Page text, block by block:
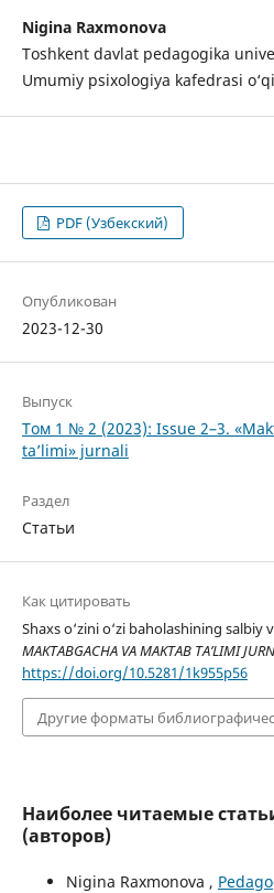
Nigina Raxmonova
Toshkent davlat pedagogika
Umumiy psixologiya kafedrasi
PDF (Узбекский)
Опубликован
2023-12-30
Выпуск
Том 1 № 2 (2023): Issue 2–3.
ta’limi» jurnali
Раздел
Статьи
Как цитировать
Shaxs o‘zini o‘zi baholashining salbiy
MAKTABGACHA VA MAKTAB TA’LIMI
https://doi.org/10.5281/1k955p56
Другие форматы
Наиболее читаемые
(авторов)
Nigina Raxmonova ,